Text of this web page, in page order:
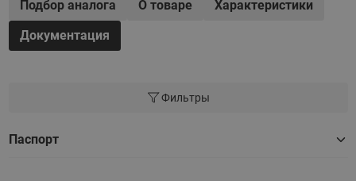
Подбор аналога О товаре
Характеристики
Документация
Фильтры
Паспорт